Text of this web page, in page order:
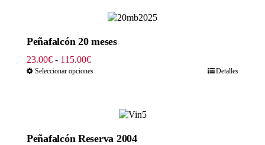
hasta
Peñafalcón 20 meses
23.00€ - 115.00€Rango
de
Seleccionar opciones Detalles
Peñafalcón Reserva 2004